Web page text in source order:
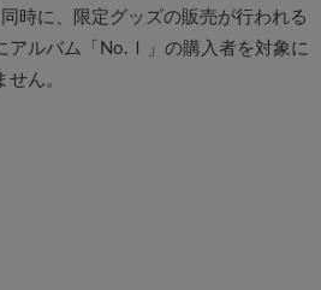
時に、限定グッズの販売が行われる
アルバム「No.Ⅰ」の購入者を対象に
ん。